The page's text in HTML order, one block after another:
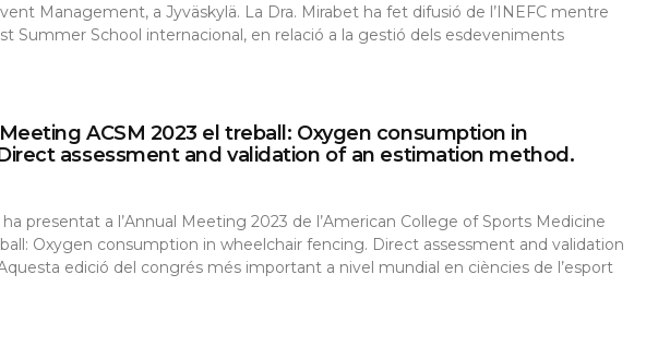
Management, a Jyväskylä. La Dra. Mirabet ha fet difusió de l’INEFC mentre
Summer School internacional, en relació a la gestió dels esdeveniments
ACSM 2023 el treball: Oxygen consumption in
assessment and validation of an estimation method.
presentat a l’Annual Meeting 2023 de l’American College of Sports Medicine
Oxygen consumption in wheelchair fencing. Direct assessment and validation
edició del congrés més important a nivel mundial en ciències de l’esport